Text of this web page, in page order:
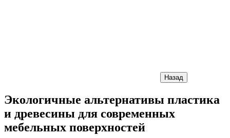
Назад
Экологичные альтернативы пластика
и древесины для современных
мебельных поверхностей